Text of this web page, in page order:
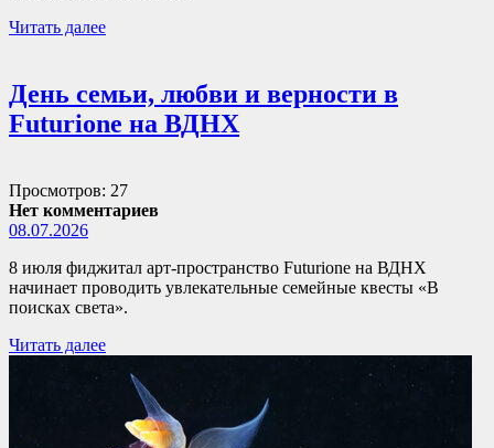
Читать далее
День семьи, любви и верности в
Futurione на ВДНХ
Просмотров: 27
Нет комментариев
08.07.2026
8 июля фиджитал арт-пространство Futurione на ВДНХ
начинает проводить увлекательные семейные квесты «В
поисках света».
Читать далее